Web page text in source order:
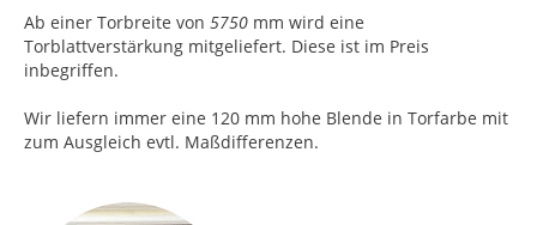
Ab einer Torbreite von 5750 mm wird eine
Torblattverstärkung mitgeliefert. Diese ist im Preis
inbegriffen.
Wir liefern immer eine 120 mm hohe Blende in Torfarbe mit
zum Ausgleich evtl. Maßdifferenzen.